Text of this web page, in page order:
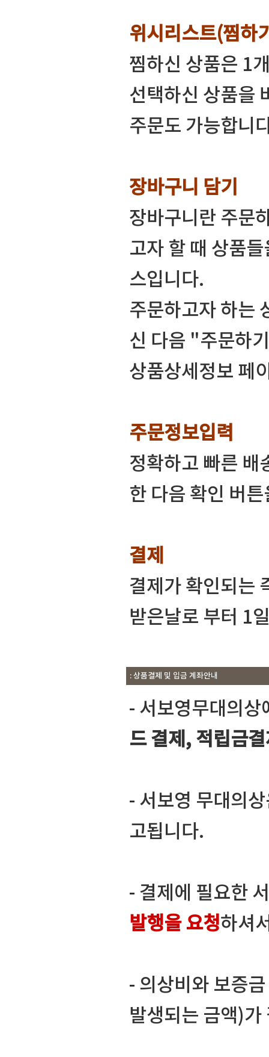
위시리스트(찜하
찜하신 상품은 1
선택하신 상품을
주문도 가능합니
장바구니 담기
장바구니란 주문
고자 할 때 상품
스입니다.
주문하고자 하는
신 다음 "주문하
상품상세정보 페
주문정보입력
정확하고 빠른 배
한 다음 확인 버
결제
결제가 확인되는
받은날로 부터 1
: 상품결제 및 입금 계좌안내
- 서보영무대의
드 결제, 적립금
- 서보영 무대의
고됩니다.
- 결제에 필요한
발행을 요청하셔
- 의상비와 보증
발생되는 금액)